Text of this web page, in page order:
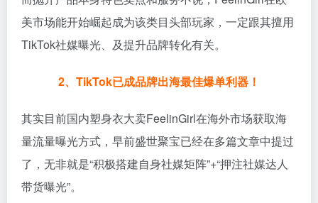
美市场能开始崛起成为该类目头部玩家，一定跟其擅用
TikTok社媒曝光、及提升品牌转化有关。
2、 TikTok已成品牌出海最佳爆单利器！
其实目前国内塑身衣大卖FeelinGirl在海外市场获取海
量流量曝光方式，早前盛世聚宝已经在多篇文章中提过
了，无非就是“积极搭建自身社媒矩阵”+“押注社媒达人
带货曝光”。